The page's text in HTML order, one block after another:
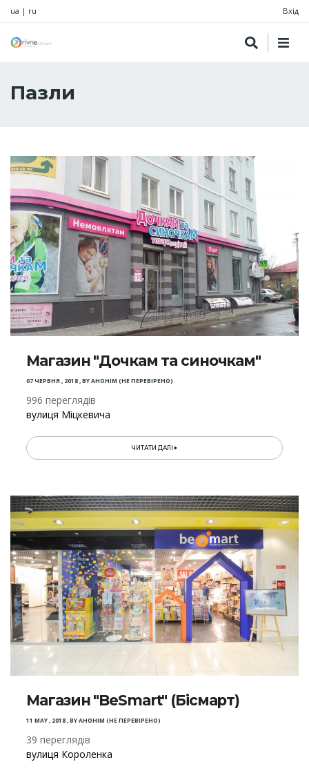
ua | ru Вхід
Пазли
Магазин "Дочкам та синочкам"
07 ЧЕРВНЯ , 2018,BYАНОНІМ (НЕ ПЕРЕВІРЕНО)
996 переглядів
вулиця Міцкевича
ЧИТАТИ ДАЛІ
Магазин "BeSmart" (Бісмарт)
11 MAY , 2018,BYАНОНІМ (НЕ ПЕРЕВІРЕНО)
39 переглядів
вулиця Короленка